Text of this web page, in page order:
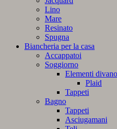
Lino
Mare
Resinato
Spugna
Biancheria per la casa
Accappatoi
Soggiorno
Elementi divano
Plaid
Tappeti
Bagno
Tappeti
Asciugamani